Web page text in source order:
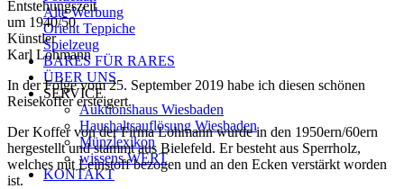
Alte Werbung
Orient Teppiche
Spielzeug
BARES FÜR RARES
ÜBER UNS
SERVICE
Auktionshaus Wiesbaden
Haushaltsauflösung Wiesbaden
Münzlexikon
wissens.WERT
KONTAKT
Entstehungszeit
um 1940/50
Künstler
Karl Lohmann
In der Folge vom 25. September 2019 habe ich diesen schönen
Reisekoffer ersteigert.
Der Koffer von der Firma Lohmann wurde in den 1950ern/60ern
hergestellt und stammt aus Bielefeld. Er besteht aus Sperrholz,
welches mit Leinstoff bezogen und an den Ecken verstärkt worden
ist.